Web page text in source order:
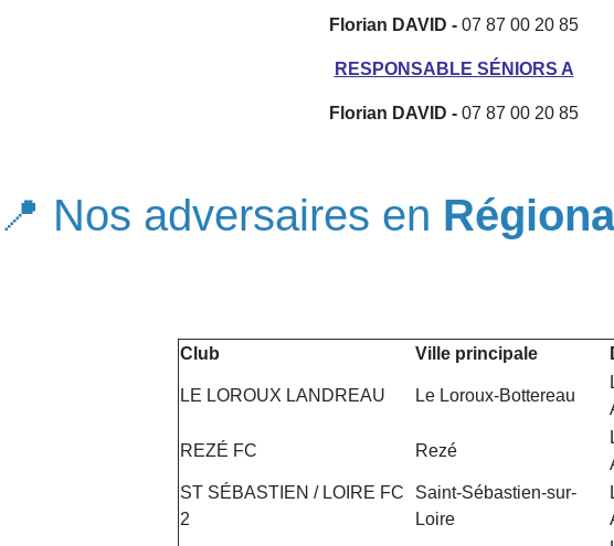
Florian DAVID - 07 87 00 20 85
RESPONSABLE SÉNIORS A
Florian DAVID - 07 87 00 20 85
📍 Nos adversaires en
Club Ville principale
LE LOROUX LANDREAU Le Loroux-Bottereau
REZÉ FC Rezé
ST SÉBASTIEN / LOIRE FC
2
Saint-Sébastien-sur-
Loire